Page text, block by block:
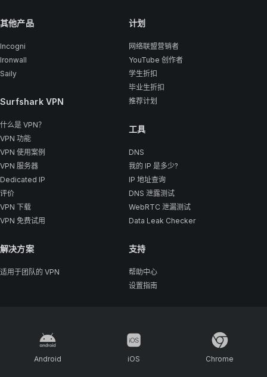
其他产品
Incogni
Ironwall
Saily
Surfshark VPN
什么是 VPN？
VPN 功能
VPN 使用案例
VPN 服务器
Dedicated IP
评价
VPN 下载
VPN 免费试用
解决方案
适用于团队的 VPN
计划
网络联盟营销者
YouTube 创作者
学生折扣
毕业生折扣
推荐计划
工具
DNS
我的 IP 是多少?
IP 地址查询
DNS 泄露测试
WebRTC 泄漏测试
Data Leak Checker
支持
帮助中心
设置指南
Android iOS Chrome